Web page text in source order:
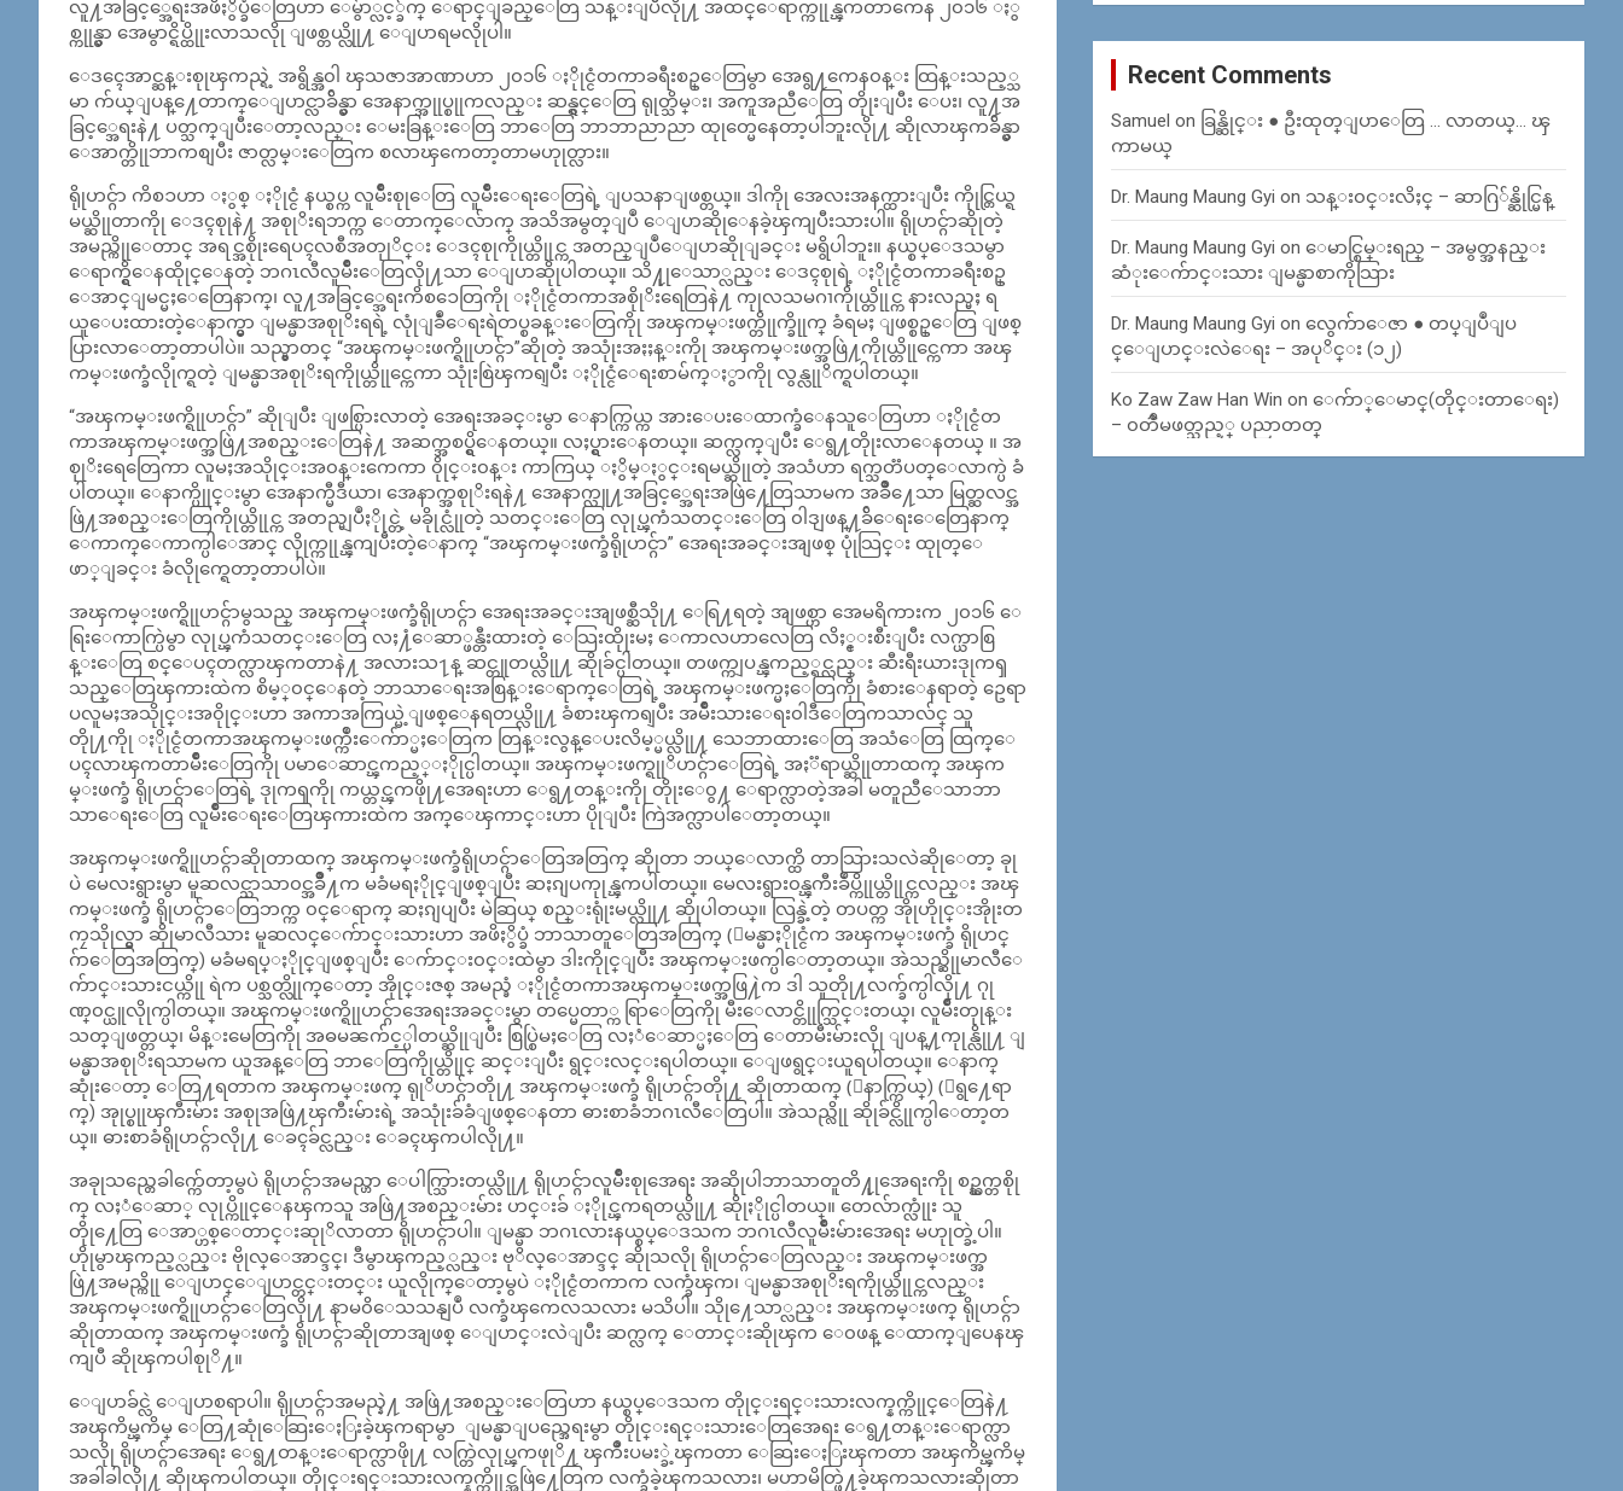
လူ႔အခြင့္အေရးအဖိႏွိပ္ခံေတြဟာ ေမွ်ာ္လင့္ခ်က္ ေရာင္ျခည္ေတြ သန္းျပီလိုု႔ အထင္ေရာက္ကုုန္ၾကတာကေန ၂၀၁၆ ႏွ
စ္ကုုန္မွာ အေမွာင္ရိပ္ထိုုးလာသလိုု ျဖစ္တယ္လိုု႔ ေျပာရမလိုုပါ။
ေဒၚေအာင္ဆန္းစုုၾကည္ရဲ့ အရွိန္အ၀ါ ၾသဇာအာဏာဟာ ၂၀၁၆ ႏိုုင္ငံတကာခရီးစဥ္ေတြမွာ အေရွ႔ကေန၀န္း ထြန္းသည့္သ
မာ က်ယ္ျပန္႔ေတာက္ေျပာင္လာခ်ိန္မွာ အေနာက္အုုပ္စုုကလည္း ဆန္ရွင္ေတြ ရုုတ္သိမ္း၊ အကူအညီေတြ တိုုးျပီး ေပး၊ လူ႔အ
ခြင့္အေရးနဲ႔ ပတ္သက္ျပီးေတာ့လည္း ေမးခြန္းေတြ ဘာေတြ ဘာဘာညာညာ ထုုတ္မေနေတာ့ပါဘူးလိုု႔ ဆိုုလာၾကခ်ိန္မွာ
ေအာက္တိုုဘာကစျပီး ဇာတ္လမ္းေတြက စလာၾကေတာ့တာမဟုုတ္လား။
ရိုုဟင္ဂ်ာ ကိစၥဟာ ႏွစ္ ႏိုုင္ငံ နယ္စပ္က လူမ်ဳိးစုုေတြ လူမ်ဳိးေရးေတြရဲ့ ျပသနာျဖစ္တယ္။ ဒါကိုု အေလးအနက္ထားျပီး ကိုုင္တြယ္ရ
မယ္ဆိုုတာကိုု ေဒၚစုုနဲ႔ အစုုိးရဘက္က ေတာက္ေလ်ာက္ အသိအမွတ္ျပဳ ေျပာဆိုုေနခဲ့ၾကျပီးသားပါ။ ရိုုဟင္ဂ်ာဆိုုတဲ့
အမည္ကိုုေတာင္ အရင္အစိုုးရေပၚလစီအတုုိင္း ေဒၚစုုကိုုယ္တိုုင္က အတည္ျပဳေျပာဆိုုျခင္း မရွိပါဘူး။ နယ္စပ္ေဒသမွာ
ေရာက္ရွိေနထိုုင္ေနတဲ့ ဘဂၤလီလူမ်ဳိးေတြလိုု႔သာ ေျပာဆိုုပါတယ္။ သိ႔ုုေသာ္လည္း ေဒၚစုုရဲ့ ႏိုုင္ငံတကာခရီးစဥ္
ေအာင္ျမင္မႈေတြေနာက္၊ လူ႔အခြင့္အေရးကိစၥေတြကိုု ႏိုုင္ငံတကာအစိုုိးရေတြနဲ႔ ကုုလသမဂၢကိုုယ္တိုုင္က နားလည္မႈ ရ
ယူေပးထားတဲ့ေနာက္မွာ ျမန္မာအစုုိးရရဲ့ လုုံျခဳံေရးရဲတပ္စခန္းေတြကိုု အၾကမ္းဖက္တိုုက္ခိုုက္ ခံရမႈ ျဖစ္စဥ္ေတြ ျဖစ္
ပြားလာေတာ့တာပါပဲ။ သည္မွာတင္ “အၾကမ္းဖက္ရိုုဟင္ဂ်ာ”ဆိုုတဲ့ အသုုံးအႏႈန္းကိုု အၾကမ္းဖက္အဖြဲ႔ကိုုယ္တိုုင္ကေကာ အၾ
ကမ္းဖက္ခံလိုုက္ရတဲ့ ျမန္မာအစုုိးရကိုုယ္တိုုင္ကေကာ သုုံးစြဲၾကရျပီး ႏိုုင္ငံေရးစာမ်က္ႏွာကိုု လွန္လုုိက္ရပါတယ္။
“အၾကမ္းဖက္ရိုုဟင္ဂ်ာ” ဆိုုျပီး ျဖစ္ပြားလာတဲ့ အေရးအခင္းမွာ ေနာက္ကြယ္က အားေပးေထာက္ခံေနသူေတြဟာ ႏိုုင္ငံတ
ကာအၾကမ္းဖက္အဖြဲ႔အစည္းေတြနဲ႔ အဆက္အစပ္ရွိေနတယ္။ လႈပ္ရွားေနတယ္။ ဆက္လက္ျပီး ေရွ႔တိုုးလာေနတယ္ ။ အ
စုုိးရေတြေကာ လူမႈအသိုုင္းအ၀န္းကေကာ ၀ိုုင္း၀န္း ကာကြယ္ ႏွိမ္ႏွင္းရမယ္ဆိုုတဲ့ အသံဟာ ရက္သတၱပတ္ေလာက္ပဲ ခံ
ပါတယ္။ ေနာက္ပိုုင္းမွာ အေနာက္မီဒီယာ၊ အေနာက္အစုုိးရနဲ႔ အေနာက္လူ႔အခြင့္အေရးအဖြဲ႔ေတြသာမက အခ်ဳိ႔ေသာ မြတ္ဆလင္အ
ဖြဲ႔အစည္းေတြကိုုယ္တိုုင္က အတည္မျပဳႏိုုင္တဲ့ မခိုုင္လုုံတဲ့ သတင္းေတြ လုုပ္ၾကံသတင္းေတြ ၀ါဒျဖန္႔ခ်ိေရးေတြေနာက္
ေကာက္ေကာက္ပါေအာင္ လိုုက္ကုုန္ၾကျပီးတဲ့ေနာက္ “အၾကမ္းဖက္ခံရိုုဟင္ဂ်ာ” အေရးအခင္းအျဖစ္ ပုုံသြင္း ထုုတ္ေ
ဖာ္ျခင္း ခံလိုုက္ရေတာ့တာပါပဲ။
အၾကမ္းဖက္ရိုုဟင္ဂ်ာမွသည္ အၾကမ္းဖက္ခံရိုုဟင္ဂ်ာ အေရးအခင္းအျဖစ္ဆီသိုု႔ ေရြ႔ရတဲ့ အျဖစ္ဟာ အေမရိကားက ၂၀၁၆ ေ
ရြးေကာက္ပြဲမွာ လုုပ္ၾကံသတင္းေတြ လႈ႔ံေဆာ္ဖန္တီးထားတဲ့ ေသြးထိုုးမႈ ေကာလဟာလေတြ လိႈ္င္းစီးျပီး လက္ယာစြ
န္းေတြ စင္ေပၚတက္လာၾကတာနဲ႔ အလားသ႑န္ ဆင္တူတယ္လိုု႔ ဆိုုခ်င္ပါတယ္။ တဖက္ကျပန္ၾကည့္ရင္လည္း ဆီးရီးယားဒုုကၡ
သည္ေတြၾကားထဲက စိမ့္၀င္ေနတဲ့ ဘာသာေရးအစြန္းေရာက္ေတြရဲ့ အၾကမ္းဖက္မႈေတြကိုု ခံစားေနရာတဲ့ ဥေရာ
ပလူမႈအသိုုင္းအ၀ိုုင္းဟာ အကာအကြယ္မဲ့ျဖစ္ေနရတယ္လိုု႔ ခံစားၾကရျပီး အမ်ဳိးသားေရး၀ါဒီေတြကသာလ်င္ သူ
တိုု႔ကိုု ႏိုုင္ငံတကာအၾကမ္းဖက္က်ဳးေက်ာ္မႈေတြက တြန္းလွန္ေပးလိမ့္မယ္လိုု႔ သေဘာထားေတြ အသံေတြ ထြက္ေ
ပၚလာၾကတာမ်ဳိးေတြကိုု ပမာေဆာင္ၾကည့္ႏိုုင္ပါတယ္။ အၾကမ္းဖက္ရုုိဟင္ဂ်ာေတြရဲ့ အႏၱရာယ္ဆိုုတာထက္ အၾက
မ္းဖက္ခံ ရိုုဟင္ဂ်ာေတြရဲ့ ဒုုကၡကိုု ကယ္တင္ၾကဖိုု႔အေရးဟာ ေရွ႔တန္းကိုု တိုုးေ၀ွ႔ ေရာက္လာတဲ့အခါ မတူညီေသာဘာ
သာေရးေတြ လူမ်ဳိးေရးေတြၾကားထဲက အက္ေၾကာင္းဟာ ပိုုျပီး ကြဲအက္လာပါေတာ့တယ္။
အၾကမ္းဖက္ရိုုဟင္ဂ်ာဆိုုတာထက္ အၾကမ္းဖက္ခံရိုုဟင္ဂ်ာေတြအတြက္ ဆိုုတာ ဘယ္ေလာက္ထိ တာသြားသလဲဆိုုေတာ့ ခုု
ပဲ မေလးရွားမွာ မူဆလင္သာသာ၀င္အခ်ဳိ႔က မခံမရႏိုုင္ျဖစ္ျပီး ဆႏၵျပကုုန္ၾကပါတယ္။ မေလးရွား၀န္ၾကီးခ်ဳပ္ကိုုယ္တိုုင္ကလည္း အၾ
ကမ္းဖက္ခံ ရိုုဟင္ဂ်ာေတြဘက္က ၀င္ေရာက္ ဆႏၵျပျပီး မဲဆြယ္ စည္းရုုံးမယ္လိုု႔ ဆိုုပါတယ္။ လြန္ခဲ့တဲ့ တပတ္က အိုုဟိုုင္းအိုုးတ
ကၠသိုုလ္မွာ ဆိုုမာလီသား မူဆလင္ေက်ာင္းသားဟာ အဖိႏွိပ္ခံ ဘာသာတူေတြအတြက္ (ျမန္မာႏိုုင္ငံက အၾကမ္းဖက္ခံ ရိုုဟင္
ဂ်ာေတြအတြက္) မခံမရပ္ႏိုုင္ျဖစ္ျပီး ေက်ာင္း၀င္းထဲမွာ ဒါးကိုုင္ျပီး အၾကမ္းဖက္ပါေတာ့တယ္။ အဲသည္ဆိုုမာလီေ
က်ာင္းသားငယ္ကိုု ရဲက ပစ္သတ္လိုုက္ေတာ့ အိုုင္းဇစ္ အမည္ခံ ႏိုုင္ငံတကာအၾကမ္းဖက္အဖြ႔ဲက ဒါ သူတိုု႔လက္ခ်က္ပါလိုု႔ ဂုု
ဏ္၀င္ယူလိုုက္ပါတယ္။ အၾကမ္းဖက္ရိုုဟင္ဂ်ာအေရးအခင္းမွာ တပ္မေတာ္က ရြာေတြကိုု မီးေလာင္တိုုက္သြင္းတယ္၊ လူမ်ဳိးတုုန္း
သတ္ျဖတ္တယ္၊ မိန္းမေတြကိုု အဓမၼက်င့္ပါတယ္ဆိုုျပီး စြပ္စြဲမႈေတြ လႈံေဆာ္မႈေတြ ေတာမီးမ်ားလိုု ျပန္႔ကုုန္လိုု႔ ျ
မန္မာအစုုိးရသာမက ယူအန္ေတြ ဘာေတြကိုုယ္တိုုင္ ဆင္းျပီး ရွင္းလင္းရပါတယ္။ ေျဖရွင္းယူရပါတယ္။ ေနာက္
ဆုုံးေတာ့ ေတြ႔ရတာက အၾကမ္းဖက္ ရုုိဟင္ဂ်ာတိုု႔ အၾကမ္းဖက္ခံ ရိုုဟင္ဂ်ာတိုု႔ ဆိုုတာထက္ (ေနာက္ကြယ္) (ေရွ႔ေရာ
က္) အုုပ္စုုၾကီးမ်ား အစုုအဖြဲ႔ၾကီးမ်ားရဲ့ အသုုံးခ်ခံျဖစ္ေနတာ ဓားစာခံဘဂၤလီေတြပါ။ အဲသည္လိုု ဆိုုခ်င္လိုုက္ပါေတာ့တ
ယ္။ ဓားစာခံရိုုဟင္ဂ်ာလိုု႔ ေခၚခ်င္လည္း ေခၚၾကပါလိုု႔။
အခုုသည္တေခါက္က်ေတာ့မွပဲ ရိုုဟင္ဂ်ာအမည္ဟာ ေပါက္သြားတယ္လိုု႔ ရိုုဟင္ဂ်ာလူမ်ဳိးစုုအေရး အဆိုုပါဘာသာတူတိ႔ုုအေရးကိုု စဥ္ဆက္တစိုု
က္ လႈံေဆာ္ လုုပ္ကိုုင္ေနၾကသူ အဖြဲ႔အစည္းမ်ား ဟင္းခ် ႏိုုင္ၾကရတယ္လိုု႔ ဆိုုႏိုုင္ပါတယ္။ တေလ်ာက္လုုံး သူ
တိုု႔ေတြ ေအာ္ဟစ္ေတာင္းဆုုိလာတာ ရိုုဟင္ဂ်ာပါ။ ျမန္မာ ဘဂၤလားနယ္စပ္ေဒသက ဘဂၤလီလူမ်ဳိးမ်ားအေရး မဟုုတ္ခဲ့ပါ။
ဟိုုမွာၾကည့္လည္း ဗိုုလ္ေအာင္ဒင္၊ ဒီမွာၾကည့္လည္း ဗုိလ္ေအာင္ဒင္ ဆိုုသလိုု ရိုုဟင္ဂ်ာေတြလည္း အၾကမ္းဖက္အ
ဖြဲ႔အမည္ကိုု ေျပာင္ေျပာင္တင္းတင္း ယူလိုုက္ေတာ့မွပဲ ႏိုုင္ငံတကာက လက္ခံၾက၊ ျမန္မာအစုုိးရကိုုယ္တိုုင္ကလည္း
အၾကမ္းဖက္ရိုုဟင္ဂ်ာေတြလိုု႔ နာမ၀ိေသသနျပဳ လက္ခံၾကေလသလား မသိပါ။ သိုု႔ေသာ္လည္း အၾကမ္းဖက္ ရိုုဟင္ဂ်ာ
ဆိုုတာထက္ အၾကမ္းဖက္ခံ ရိုုဟင္ဂ်ာဆိုုတာအျဖစ္ ေျပာင္းလဲျပီး ဆက္လက္ ေတာင္းဆိုုၾက ေ၀ဖန္ ေထာက္ျပေနၾ
ကျပီ ဆိုုၾကပါစုုိ႔။
ေျပာခ်င္လဲ ေျပာစရာပါ။ ရိုုဟင္ဂ်ာအမည္နဲ႔ အဖြဲ႔အစည္းေတြဟာ နယ္စပ္ေဒသက တိုုင္းရင္းသားလက္နက္ကိုုင္ေတြနဲ႔
အၾကိမ္ၾကိမ္ ေတြ႔ဆုုံေဆြးေႏြးခဲ့ၾကရာမွာ ျမန္မာျပည္အေရးမွာ တိုုင္းရင္းသားေတြအေရး ေရွ႔တန္းေရာက္လာ
သလိုု ရိုုဟင္ဂ်ာအေရး ေရွ႔တန္းေရာက္လာဖိုု႔ လက္တြဲလုုပ္ၾကဖုုိ႔ ၾကိဳးပမး္ခဲ့ၾကတာ ေဆြးေႏြးၾကတာ အၾကိမ္ၾကိမ္
အခါခါလိုု႔ ဆိုုၾကပါတယ္။ တိုုင္းရင္းသားလက္နက္ကိုုင္အဖြဲ႔ေတြက လက္ခံခဲ့ၾကသလား၊ မဟာမိတ္ဖြဲ႔ခဲ့ၾကသလားဆိုုတာ
Recent Comments
Samuel on ခြန္ဆိုင္း ● ဦးထုတ္ျပာေတြ … လာတယ္… ၾ
ကာမယ္
Dr. Maung Maung Gyi on သန္း၀င္းလိႈင္ – ဆာဂြ်န္ဆိုင္မြန္
Dr. Maung Maung Gyi onေမာင္စြမ္းရည္ – အမွတ္အနည္း
ဆံုးေက်ာင္းသား ျမန္မာစာကိုသြား
Dr. Maung Maung Gyi onလွေက်ာေဇာ ● တပ္ျပဳျပ
င္ေျပာင္းလဲေရး – အပုိင္း (၁၂)
Ko Zaw Zaw Han Win onေက်ာ္ေမာင္(တိုင္းတာေရး)
– ၀တၳဳမဖတ္သည့္ ပညာတတ္